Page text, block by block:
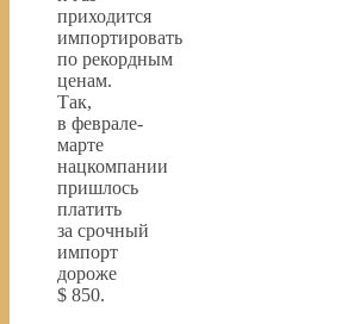
приходится
импортировать
по рекордным
ценам.
Так,
в феврале-
марте
нацкомпании
пришлось
платить
за срочный
импорт
дороже
$ 850.